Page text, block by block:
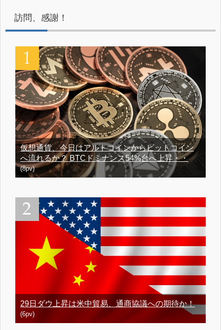
訪問、感謝！
仮想通貨、今日はアルトコインからビットコイン
へ流れるか？ BTCドミナンス54%台へ上昇・・
(8pv)
29日ダウ上昇は米中貿易、通商協議への期待か！
(6pv)